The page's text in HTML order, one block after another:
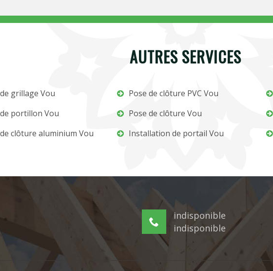
AUTRES SERVICES
grillage Vou
portillon Vou
clôture aluminium Vou
Pose de clôture PVC Vou
Pose de clôture Vou
Installation de portail Vou
indisponible
indisponible